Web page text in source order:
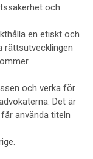
och
en etiskt och
rättsutvecklingen
och verka för
Det är
använda titeln